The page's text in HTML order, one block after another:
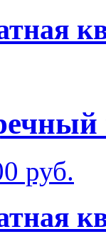
руб.